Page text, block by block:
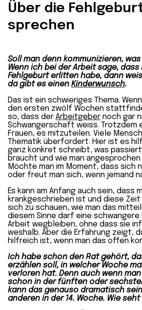
Über die
sprechen
Soll man denn kommunizieren,
Wenn ich bei der Arbeit sage, dass
Fehlgeburt erlitten habe, dann
da gibt es einen Kinderwunsch.
Das ist ein schwieriges Thema.
den ersten zwölf Wochen
so, dass der Arbeitgeber noch gar
Schwangerschaft weiss. Trotzdem
Frauen, es mitzuteilen. Viele
Thematik überfordert. Hier ist es
ganz konkret schreibt, was
braucht und wie man
Möchte man im Moment, dass sich
oder freut man sich, wenn jemand
Es kann am Anfang auch sein, dass
krankgeschrieben ist und diese
sich zu schauen, wie man das
diesem Sinne darf eine schwangere
Arbeit wegbleiben, ohne dass sie
weshalb. Aber die Erfahrung zeigt,
hilfreich ist, wenn man das offen
Ich habe schon den Rat gehört,
erzählen soll, in welcher Woche
verloren hat. Denn auch wenn
schon in der fünften oder
kann das genauso dramatisch
anderen in der 14. Woche. Wie seht